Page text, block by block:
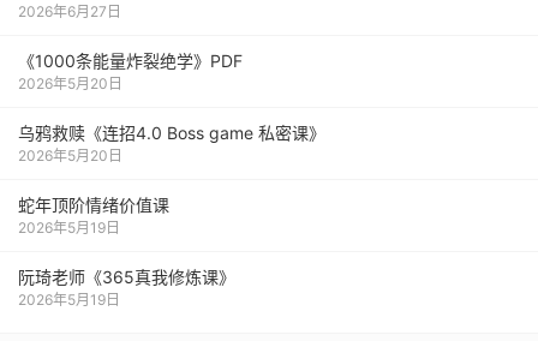
2026年6月27日
《1000‮能条‬‎量‮裂炸‬‎绝学》PDF
2026年5月20日
乌鸦救赎《连招4.0 Boss game 私密课》
2026年5月20日
蛇年顶阶情绪价值课
2026年5月19日
阮琦老师《365真我修炼课》
2026年5月19日